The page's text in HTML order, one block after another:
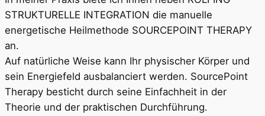
STRUKTURELLE INTEGRATION die manuelle
energetische Heilmethode SOURCEPOINT THERAPY
an.
Auf natürliche Weise kann Ihr physischer Körper und
sein Energiefeld ausbalanciert werden. SourcePoint
Therapy besticht durch seine Einfachheit in der
Theorie und der praktischen Durchführung.